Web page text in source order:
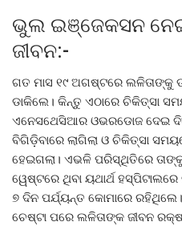
ଭୁଲ ଇଞ୍ଜେକସନ
ଜୀବନ:-
ଗତ ମାସ ୧୯ ଅଗଷ୍ଟରେ ଲଳିତାଙ୍କୁ
ଡାକିଲେ। କିନ୍ତୁ ଏଠାରେ ଚିକିତ୍ସା
ଏନେସଥେସିଆର ଓଭରଡୋଜ ଦେଇ
ବିଗିଡ଼ିବାରେ ଲାଗିଲା ଓ ଚିକିତ୍ସା
ହେଇଗଲା। ଏଭଳି ପରିସ୍ଥିତିରେ
ୱେଷ୍ଟରେ ଥିବା ୟଥାର୍ଥ
୭ ଦିନ ପର୍ଯ୍ୟନ୍ତ କୋମାରେ
ଚେଷ୍ଟା ପରେ ଲଳିତାଙ୍କ ଜୀବନ